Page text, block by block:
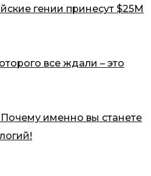
гении принесут $25М
все ждали – это
именно вы станете